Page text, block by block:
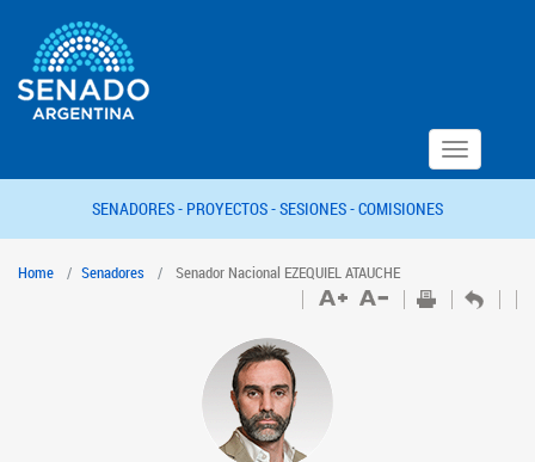
Toggle
navigation
SENADORES - PROYECTOS -SESIONES -COMISIONES
Home Senadores Senador Nacional EZEQUIEL ATAUCHE